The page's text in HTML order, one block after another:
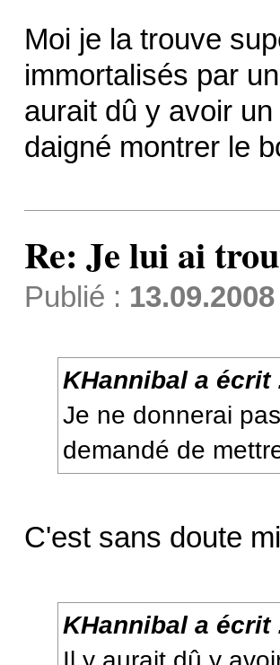
Moi je la trouve
immortalisés par
aurait dû y avoir
daigné montrer le
Re: Je lui ai
Publié :
KHannibal a écrit
Je ne donnerai
demandé de
C'est sans doute
KHannibal a écrit